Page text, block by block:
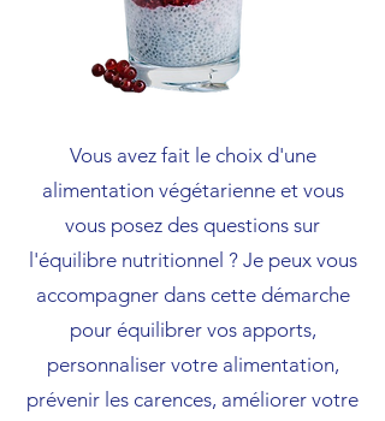
Vous avez fait le choix d'une
alimentation végétarienne et vous
vous posez des questions sur
l'équilibre nutritionnel ? Je peux vous
accompagner dans cette démarche
pour équilibrer vos apports,
personnaliser votre alimentation,
prévenir les carences, améliorer votre